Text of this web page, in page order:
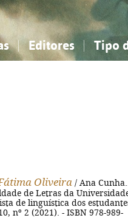
Editores Tipo
Oliveira / Ana Cunha...
de Letras da
de linguística dos
nº 2 (2021). - ISBN 978-989-